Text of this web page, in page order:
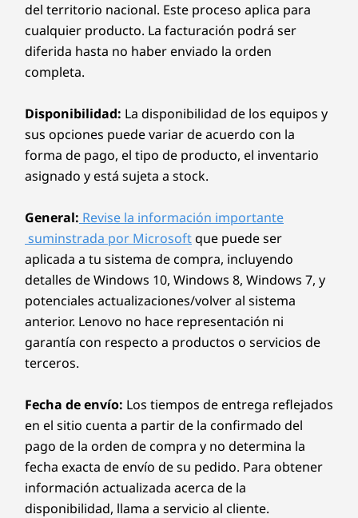
del territorio nacional. Este proceso aplica para
cualquier producto. La facturación podrá ser
diferida hasta no haber enviado la orden
completa.
Disponibilidad: La disponibilidad de los equipos y
sus opciones puede variar de acuerdo con la
forma de pago, el tipo de producto, el inventario
asignado y está sujeta a stock.
General: Revise la información importante
suminstrada por Microsoftque puede ser
aplicada a tu sistema de compra, incluyendo
detalles de Windows 10, Windows 8, Windows 7, y
potenciales actualizaciones/volver al sistema
anterior. Lenovo no hace representación ni
garantía con respecto a productos o servicios de
terceros.
Fecha de envío: Los tiempos de entrega reflejados
en el sitio cuenta a partir de la confirmado del
pago de la orden de compra y no determina la
fecha exacta de envío de su pedido. Para obtener
información actualizada acerca de la
disponibilidad, llama a servicio al cliente.